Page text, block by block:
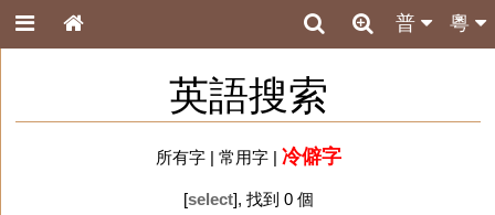
粵
普
英語搜索
所有字| 常用字| 冷僻字
[select], 找到 0 個